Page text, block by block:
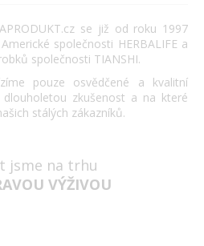
se již od roku 1997
společnosti HERBALIFE a
společnosti TIANSHI.
pouze osvědčené a kvalitní
zkušenost a na které
stálých zákazníků.
jsme na trhu
VÝŽIVOU